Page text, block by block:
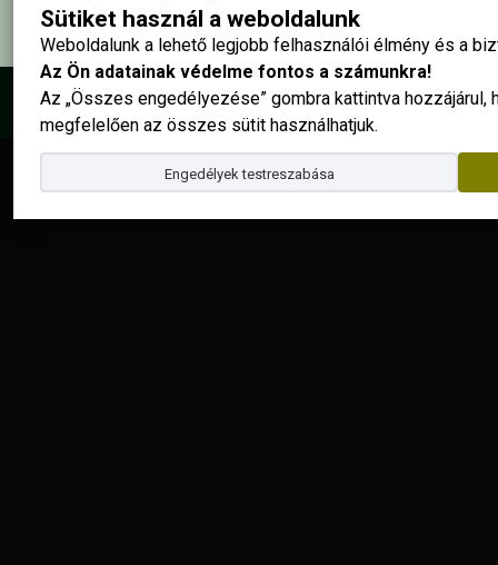
Sütiket használ a weboldalunk
Weboldalunk a lehető legjobb felhasználói élmény és a
Az Ön adatainak védelme fontos a számunkra!
Az „Összes engedélyezése” gombra kattintva hozzájárul,
megfelelően az összes sütit használhatjuk.
Engedélyek testreszabása
© 2025 - Georgikon Alapítvány | site by